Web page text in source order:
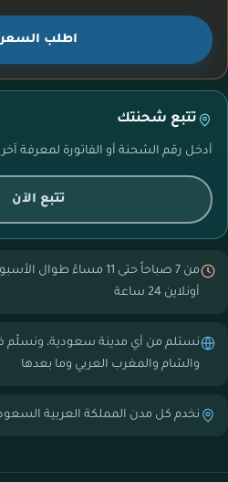
اطلب السعر
تتبع شحنتك
أدخل رقم الشحنة أو الفاتورة لمعرفة
تتبع الآن
من 7 صباحاً حتى 11 مساءً
أونلاين 24 ساعة
نستلم من أي مدينة سعودية، ونسلّم
والشام والمغرب العربي وما بعدها
نخدم كل مدن المملكة العربية